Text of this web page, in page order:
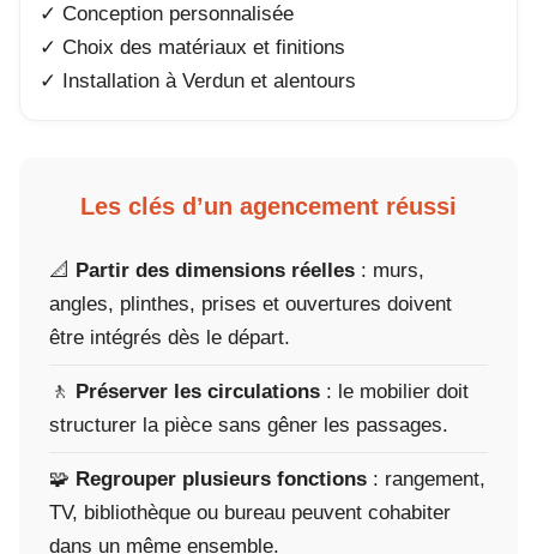
✓ Conception personnalisée
✓ Choix des matériaux et finitions
✓ Installation à Verdun et alentours
Les clés d’un agencement réussi
📐 Partir des dimensions réelles : murs,
angles, plinthes, prises et ouvertures doivent
être intégrés dès le départ.
🚶 Préserver les circulations : le mobilier doit
structurer la pièce sans gêner les passages.
🧩 Regrouper plusieurs fonctions : rangement,
TV, bibliothèque ou bureau peuvent cohabiter
dans un même ensemble.